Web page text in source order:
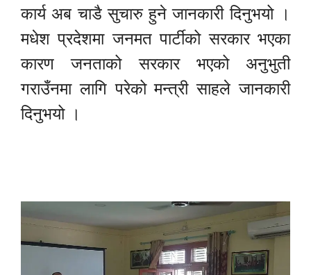
कार्य अब चाडै सुचारु हुने जानकारी दिनुभयो ।
मधेश प्रदेशमा जनमत पार्टीको सरकार भएका
कारण जनताको सरकार भएको अनुभुती
गराउँनमा लागि परेको मन्त्री साहले जानकारी
दिनुभयो ।